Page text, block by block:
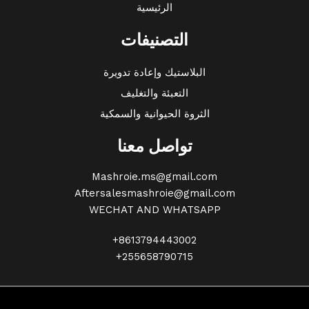
تواصل معنا
Mashroie.ms@gmail.com
Aftersalesmashroie@gmail.com
WECHAT AND WHATSAPP
+8613794443002
+255658790715
التصنيفات
البلاستيك وإعادة تدويرة
التعبئة والتغليف
الثروة الحيوانية والسمكية
الرئيسية